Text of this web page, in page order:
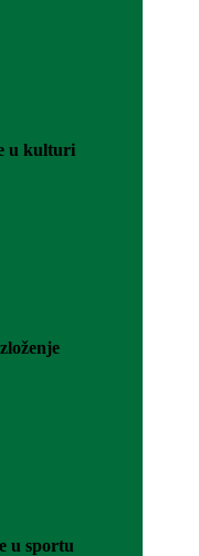
u kulturi
u sportu